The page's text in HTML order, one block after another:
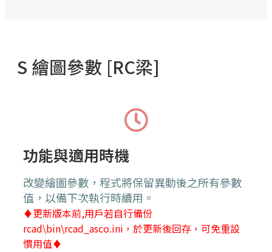
S 繪圖參數 [RC梁]
功能與適用時機
改變繪圖參數，程式將保留異動後之所有參數
值，以備下次執行時續用。
♦更新版本前,用戶若自行備份
rcad\bin\rcad_asco.ini ，於更新後回存，可免重設
慣用值♦